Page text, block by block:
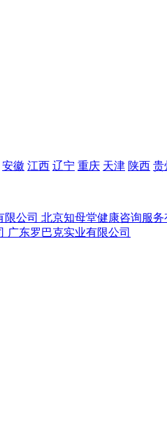
安徽 江西 辽宁 重庆 天津 陕西 贵
限公司 北京知母堂健康咨询服务
广东罗巴克实业有限公司